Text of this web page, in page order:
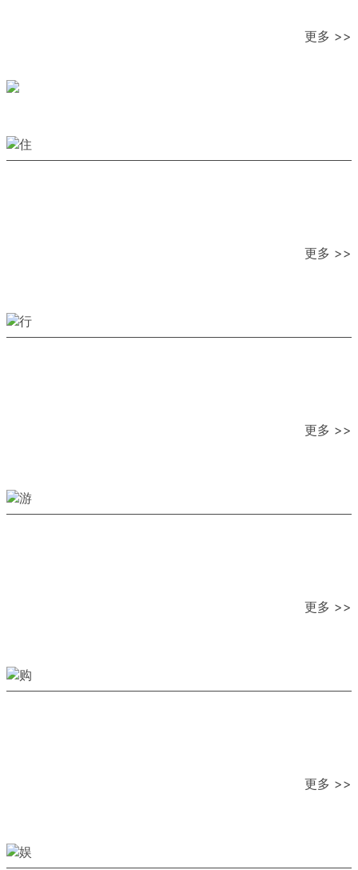
更多 >>
更多 >>
更多 >>
更多 >>
更多 >>